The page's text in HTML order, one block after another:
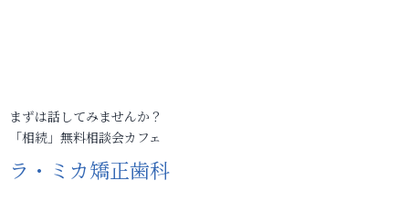
まずは話してみませんか？
「相続」無料相談会カフェ
ラ・ミカ矯正歯科